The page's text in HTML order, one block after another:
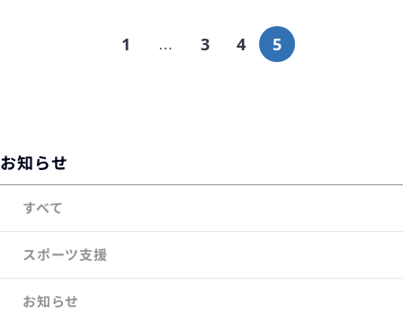
1 3 4 5
お知らせ
すべて
スポーツ支援
お知らせ